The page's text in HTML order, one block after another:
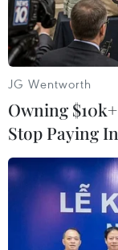
JG Wentworth
Owning
Stop Paying